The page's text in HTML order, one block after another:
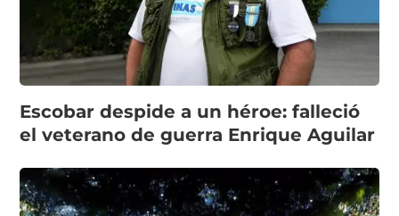
Escobar despide a un héroe: falleció
el veterano de guerra Enrique Aguilar